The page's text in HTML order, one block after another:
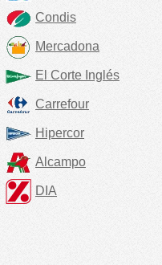
Condis
Mercadona
El Corte Inglés
Carrefour
Hipercor
Alcampo
DIA